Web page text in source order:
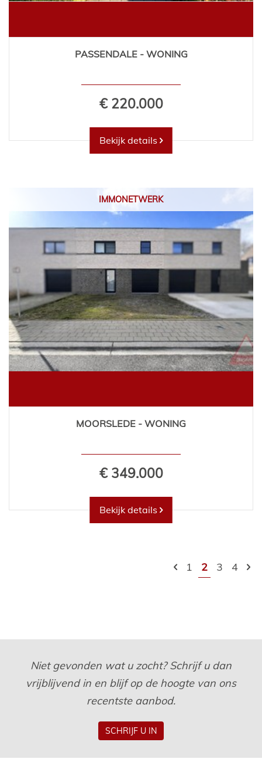
PASSENDALE - WONING
€ 220.000
Bekijk details
IMMONETWERK
MOORSLEDE - WONING
€ 349.000
Bekijk details
1 2 3 4
Niet gevonden wat u zocht? Schrijf u dan
vrijblijvend in en blijf op de hoogte van ons
recentste aanbod.
SCHRIJF U IN